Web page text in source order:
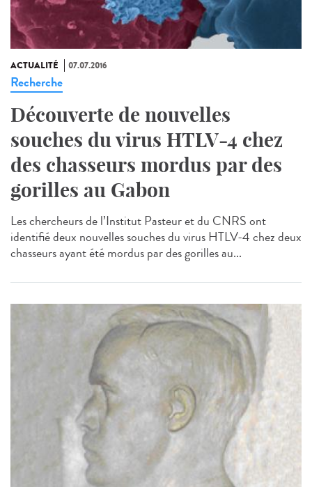
ACTUALITÉ 07.07.2016
Recherche
Découverte de nouvelles
souches du virus HTLV-4 chez
des chasseurs mordus par des
gorilles au Gabon
Les chercheurs de l’Institut Pasteur et du CNRS ont
identifié deux nouvelles souches du virus HTLV-4 chez deux
chasseurs ayant été mordus par des gorilles au...